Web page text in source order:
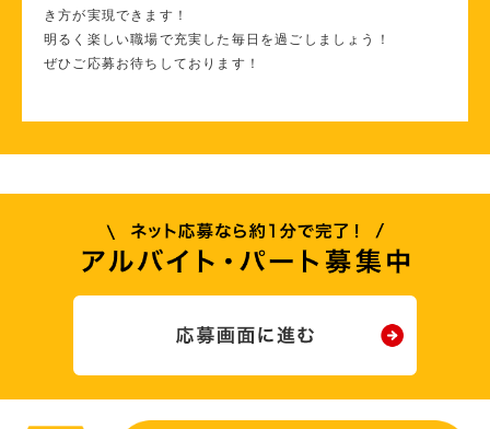
き方が実現できます！
明るく楽しい職場で充実した毎日を過ごしましょう！
ぜひご応募お待ちしております！